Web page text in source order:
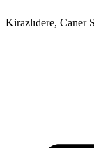
Kirazlıdere, Caner